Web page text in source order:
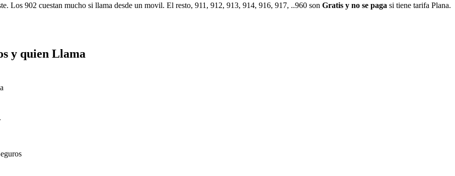
Los 902 cuestan mucho si llama desde un movil. El resto, 911, 912, 913, 914, 916, 917, ..960 son Gratis y no se paga si tiene tarifa Plana.
y quien Llama